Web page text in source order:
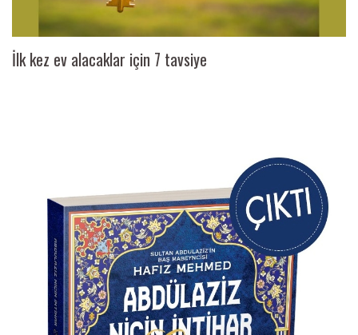
İlk kez ev alacaklar için 7 tavsiye